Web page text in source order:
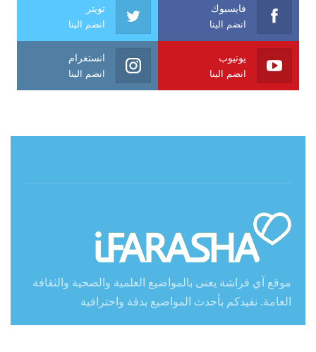
فايسبوك
انضم الينا
تويتر
انضم الينا
يوتيوب
انضم الينا
انستغرام
انضم الينا
موقع آي فراشة يعنى بالمواضيع العلمية والصحية والثقافة
العامة. نفيدكم بأحدث المواضيع بدقة واحترافية